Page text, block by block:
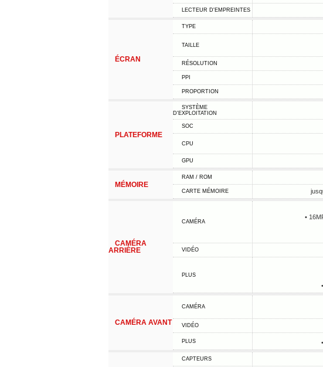
LECTEUR D'EMPREINTES
ÉCRAN
TYPE
TAILLE
RÉSOLUTION
PPI
PROPORTION
PLATEFORME
SYSTÈME
D'EXPLOITATION
SOC
CPU
GPU
MÉMOIRE
RAM / ROM
CARTE MÉMOIRE
CAMÉRA
ARRIÈRE
CAMÉRA
•
VIDÉO
PLUS
CAMÉRA AVANT
CAMÉRA
VIDÉO
PLUS
CAPTEURS